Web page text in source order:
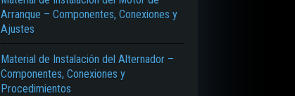
Arranque – Componentes, Conexiones y
Ajustes
Material de Instalación del Alternador –
Componentes, Conexiones y
Procedimientos